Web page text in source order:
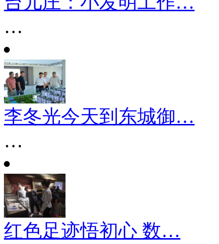
…
李冬光今天到东城御…
…
红色足迹悟初心 数…